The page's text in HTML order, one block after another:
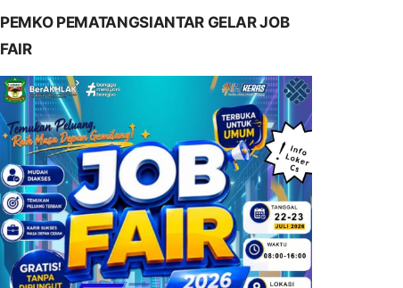
PEMKO PEMATANGSIANTAR GELAR JOB
FAIR